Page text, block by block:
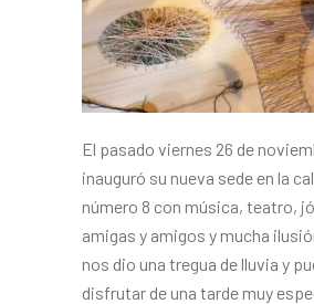
El pasado viernes 26 de
inauguró su nueva sede en la
número 8 con música, teatro,
amigas y amigos y mucha
nos dio una tregua de lluvia y
disfrutar de una tarde muy